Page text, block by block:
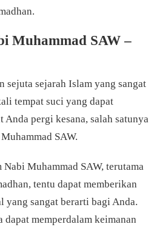
Muhammad SAW –
sejuta sejarah Islam yang sangat
tempat suci yang dapat
Anda pergi kesana, salah satunya
SAW.
Muhammad SAW, terutama
tentu dapat memberikan
yang sangat berarti bagi Anda.
dapat memperdalam keimanan